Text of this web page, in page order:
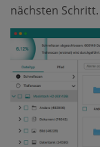
nächsten Schritt.